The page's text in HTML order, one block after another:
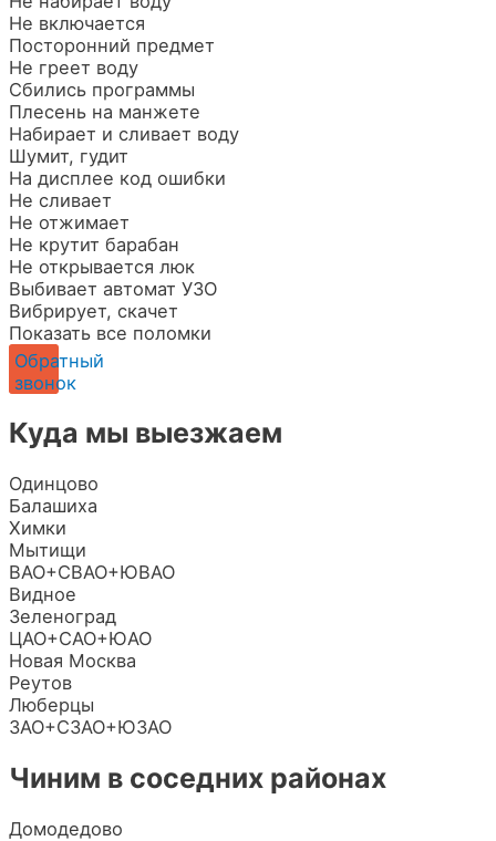
Не включается
Посторонний предмет
Не греет воду
Сбились программы
Плесень на манжете
Набирает и сливает воду
Шумит, гудит
На дисплее код ошибки
Не сливает
Не отжимает
Не крутит барабан
Не открывается люк
Выбивает автомат УЗО
Вибрирует, скачет
Показать все поломки
Обратный
звонок
Куда мы выезжаем
Одинцово
Балашиха
Химки
Мытищи
ВАО+СВАО+ЮВАО
Видное
Зеленоград
ЦАО+САО+ЮАО
Новая Москва
Реутов
Люберцы
ЗАО+СЗАО+ЮЗАО
Чиним в соседних районах
Домодедово